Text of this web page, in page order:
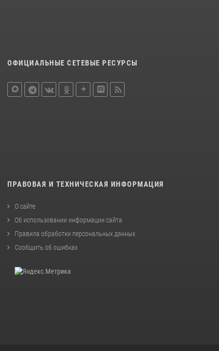
ОФИЦИАЛЬНЫЕ СЕТЕВЫЕ РЕСУРСЫ
ПРАВОВАЯ И ТЕХНИЧЕСКАЯ ИНФОРМАЦИЯ
О сайте
Об использовании информации сайта
Правила обработки персональных данных
Сообщить об ошибках